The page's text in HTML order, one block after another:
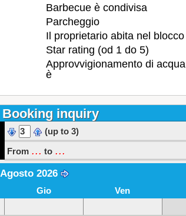
Barbecue è condivisa
Parcheggio
Il proprietario abita nel blocco
Star rating (od 1 do 5)
Approvvigionamento di acqua
è
Booking inquiry
(up to 3)
From ... to ...
Agosto 2026
Gio Ven